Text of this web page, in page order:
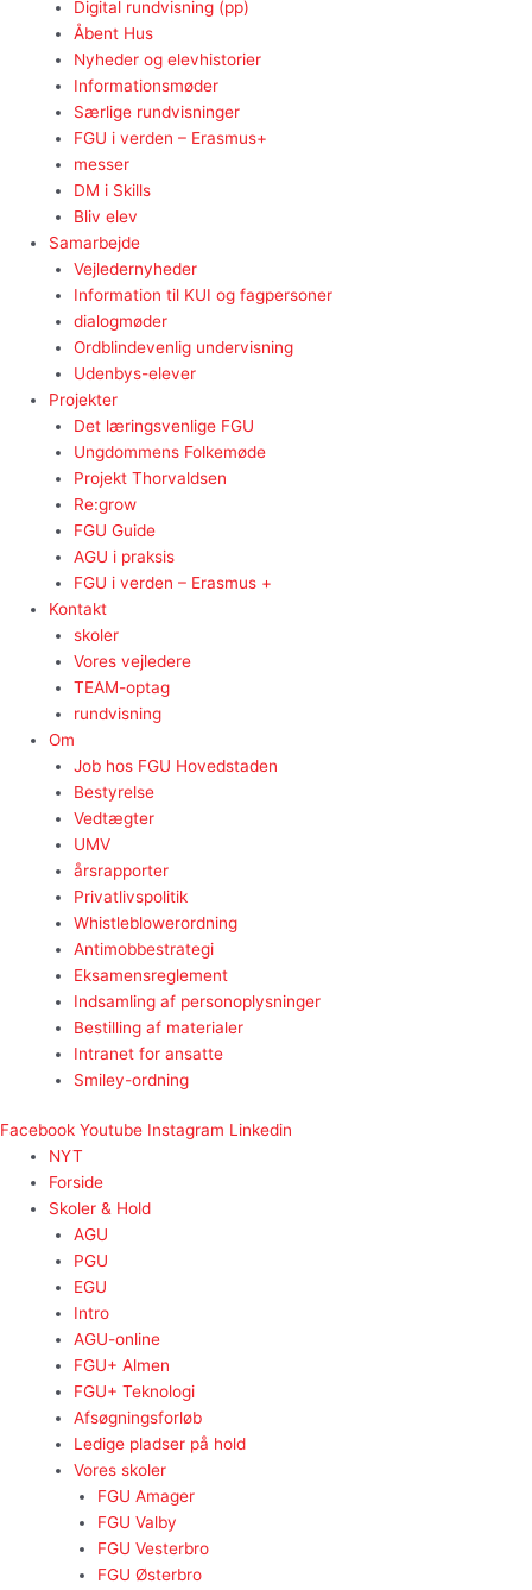
Digital rundvisning (pp)
Åbent Hus
Nyheder og elevhistorier
Informationsmøder
Særlige rundvisninger
FGU i verden – Erasmus+
messer
DM i Skills
Bliv elev
Samarbejde
Vejledernyheder
Information til KUI og fagpersoner
dialogmøder
Ordblindevenlig undervisning
Udenbys-elever
Projekter
Det læringsvenlige FGU
Ungdommens Folkemøde
Projekt Thorvaldsen
Re:grow
FGU Guide
AGU i praksis
FGU i verden – Erasmus +
Kontakt
skoler
Vores vejledere
TEAM-optag
rundvisning
Om
Job hos FGU Hovedstaden
Bestyrelse
Vedtægter
UMV
årsrapporter
Privatlivspolitik
Whistleblowerordning
Antimobbestrategi
Eksamensreglement
Indsamling af personoplysninger
Bestilling af materialer
Intranet for ansatte
Smiley-ordning
Facebook Youtube Instagram Linkedin
NYT
Forside
Skoler & Hold
AGU
PGU
EGU
Intro
AGU-online
FGU+ Almen
FGU+ Teknologi
Afsøgningsforløb
Ledige pladser på hold
Vores skoler
FGU Amager
FGU Valby
FGU Vesterbro
FGU Østerbro